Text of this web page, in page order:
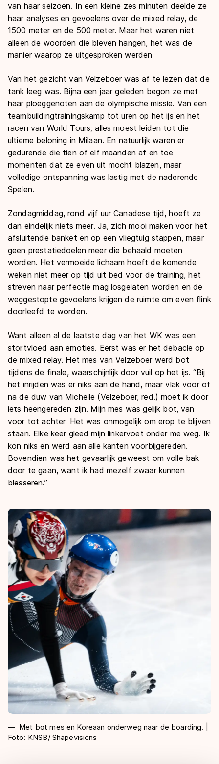
van haar seizoen. In een kleine zes minuten deelde ze
haar analyses en gevoelens over de mixed relay, de
1500 meter en de 500 meter. Maar het waren niet
alleen de woorden die bleven hangen, het was de
manier waarop ze uitgesproken werden.
Van het gezicht van Velzeboer was af te lezen dat de
tank leeg was. Bijna een jaar geleden begon ze met
haar ploeggenoten aan de olympische missie. Van een
teambuildingtrainingskamp tot uren op het ijs en het
racen van World Tours; alles moest leiden tot die
ultieme beloning in Milaan. En natuurlijk waren er
gedurende die tien of elf maanden af en toe
momenten dat ze even uit mocht blazen, maar
volledige ontspanning was lastig met de naderende
Spelen.
Zondagmiddag, rond vijf uur Canadese tijd, hoeft ze
dan eindelijk niets meer. Ja, zich mooi maken voor het
afsluitende banket en op een vliegtuig stappen, maar
geen prestatiedoelen meer die behaald moeten
worden. Het vermoeide lichaam hoeft de komende
weken niet meer op tijd uit bed voor de training, het
streven naar perfectie mag losgelaten worden en de
weggestopte gevoelens krijgen de ruimte om even flink
doorleefd te worden.
Want alleen al de laatste dag van het WK was een
stortvloed aan emoties. Eerst was er het debacle op
de mixed relay. Het mes van Velzeboer werd bot
tijdens de finale, waarschijnlijk door vuil op het ijs. “Bij
het inrijden was er niks aan de hand, maar vlak voor of
na de duw van Michelle (Velzeboer, red.) moet ik door
iets heengereden zijn. Mijn mes was gelijk bot, van
voor tot achter. Het was onmogelijk om erop te blijven
staan. Elke keer gleed mijn linkervoet onder me weg. Ik
kon niks en werd aan alle kanten voorbijgereden.
Bovendien was het gevaarlijk geweest om volle bak
door te gaan, want ik had mezelf zwaar kunnen
blesseren.”
Met bot mes en Koreaan onderweg naar de boarding. |
Foto: KNSB/ Shapevisions